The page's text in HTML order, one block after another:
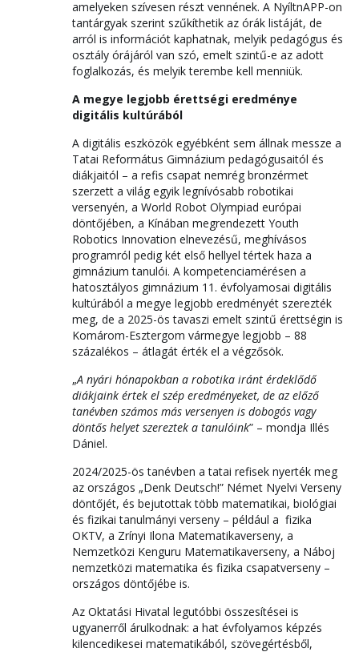
amelyeken szívesen részt vennének. A NyíltnAPP-on
tantárgyak szerint szűkíthetik az órák listáját, de
arról is információt kaphatnak, melyik pedagógus és
osztály órájáról van szó, emelt szintű-e az adott
foglalkozás, és melyik terembe kell menniük.
A megye legjobb érettségi eredménye
digitális kultúrából
A digitális eszközök egyébként sem állnak messze a
Tatai Református Gimnázium pedagógusaitól és
diákjaitól – a refis csapat nemrég bronzérmet
szerzett a világ egyik legnívósabb robotikai
versenyén, a World Robot Olympiad európai
döntőjében, a Kínában megrendezett Youth
Robotics Innovation elnevezésű, meghívásos
programról pedig két első hellyel tértek haza a
gimnázium tanulói. A kompetenciamérésen a
hatosztályos gimnázium 11. évfolyamosai digitális
kultúrából a megye legjobb eredményét szerezték
meg, de a 2025-ös tavaszi emelt szintű érettségin is
Komárom-Esztergom vármegye legjobb – 88
százalékos – átlagát érték el a végzősök.
„A nyári hónapokban a robotika iránt érdeklődő
diákjaink értek el szép eredményeket, de az előző
tanévben számos más versenyen is dobogós vagy
döntős helyet szereztek a tanulóink” – mondja Illés
Dániel.
2024/2025-ös tanévben a tatai refisek nyerték meg
az országos „Denk Deutsch!” Német Nyelvi Verseny
döntőjét, és bejutottak több matematikai, biológiai
és fizikai tanulmányi verseny – például a fizika
OKTV, a Zrínyi Ilona Matematikaverseny, a
Nemzetközi Kenguru Matematikaverseny, a Náboj
nemzetközi matematika és fizika csapatverseny –
országos döntőjébe is.
Az Oktatási Hivatal legutóbbi összesítései is
ugyanerről árulkodnak: a hat évfolyamos képzés
kilencedikesei matematikából, szövegértésből,